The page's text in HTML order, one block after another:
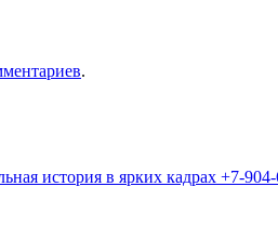
.
история в ярких кадрах +7-